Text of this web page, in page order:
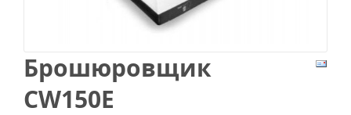
Брошюровщик
CW150E